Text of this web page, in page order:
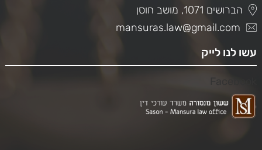
הברושים 1071, מושב חוסן
mansuras.law@gmail.com
עשו לנו לייק